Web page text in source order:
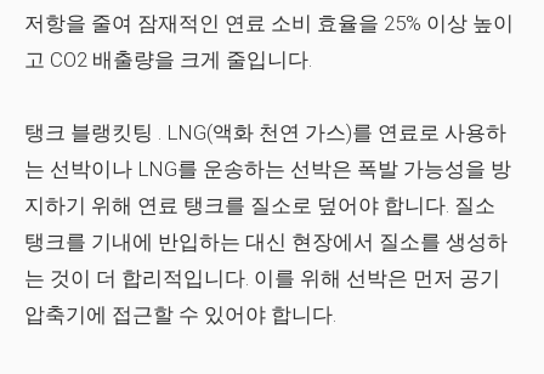
저항을 줄여 잠재적인 연료 소비 효율을 25% 이상 높이
고 CO2 배출량을 크게 줄입니다.
탱크 블랭킷팅 . LNG(액화 천연 가스)를 연료로 사용하
는 선박이나 LNG를 운송하는 선박은 폭발 가능성을 방
지하기 위해 연료 탱크를 질소로 덮어야 합니다. 질소
탱크를 기내에 반입하는 대신 현장에서 질소를 생성하
는 것이 더 합리적입니다. 이를 위해 선박은 먼저 공기
압축기에 접근할 수 있어야 합니다.